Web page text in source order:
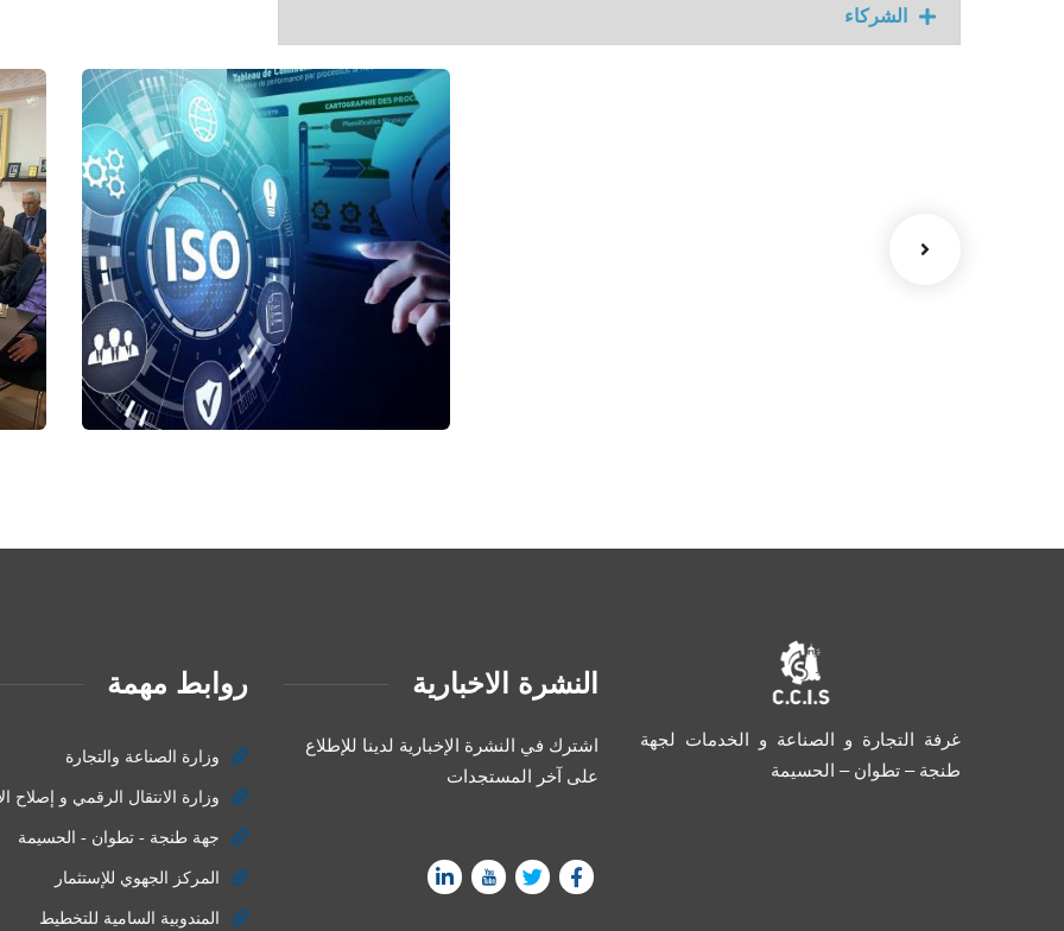
الشركاء
نظام الجودة
غرفة التجارة و الصناعة و الخدمات لجهة
طنجة – تطوان – الحسيمة
النشرة الاخبارية
اشترك في النشرة الإخبارية لدينا للإطلاع
على آخر المستجدات
روابط مهمة
وزارة الصناعة والتجارة
وزارة الانتقال الرقمي و إصلاح
جهة طنجة - تطوان - الحسيمة
المركز الجهوي للإستثمار
المندوبية السامية للتخطيط